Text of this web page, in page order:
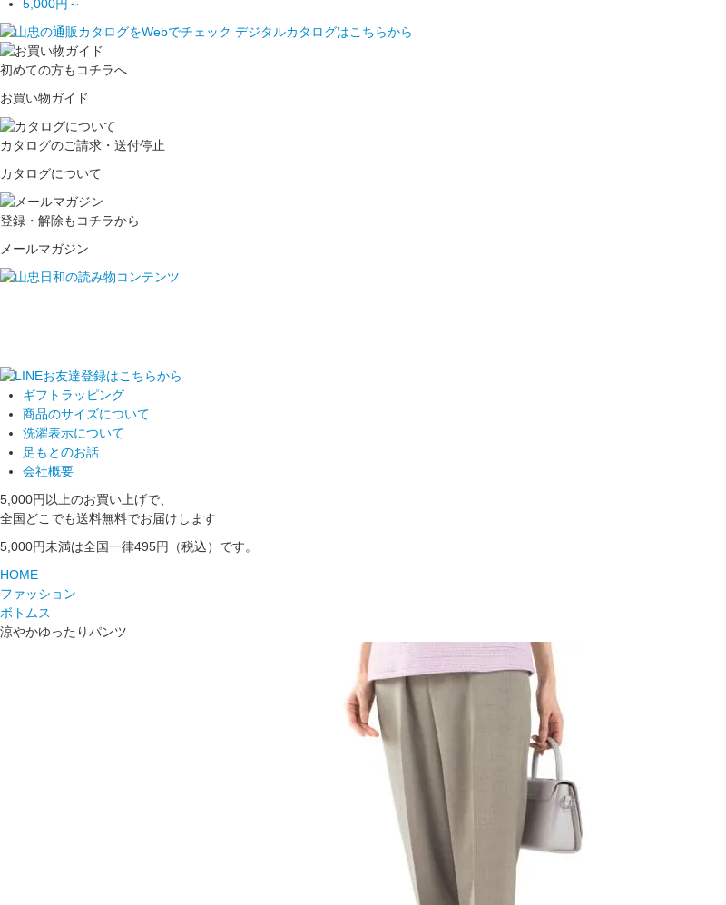
5,000円～
初めての方もコチラへ
お買い物ガイド
カタログのご請求・送付停止
カタログについて
登録・解除もコチラから
メールマガジン
ギフトラッピング
商品のサイズについて
洗濯表示について
足もとのお話
会社概要
5,000円以上のお買い上げで、
全国どこでも送料無料でお届けします
5,000円未満は全国一律495円（税込）です。
HOME
ファッション
ボトムス
涼やかゆったりパンツ